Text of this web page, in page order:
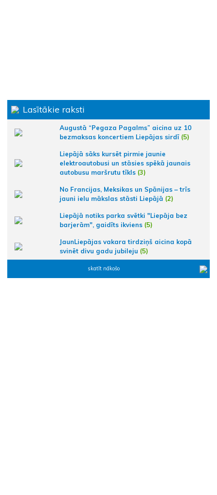
Lasītākie raksti
Augustā “Pegaza Pagalms” aicina uz 10
bezmaksas koncertiem Liepājas sirdī (5)
Liepājā sāks kursēt pirmie jaunie
elektroautobusi un stāsies spēkā jaunais
autobusu maršrutu tīkls (3)
No Francijas, Meksikas un Spānijas – trīs
jauni ielu mākslas stāsti Liepājā (2)
Liepājā notiks parka svētki "Liepāja bez
barjerām", gaidīts ikviens (5)
JaunLiepājas vakara tirdziņš aicina kopā
svinēt divu gadu jubileju (5)
skatīt nākošo